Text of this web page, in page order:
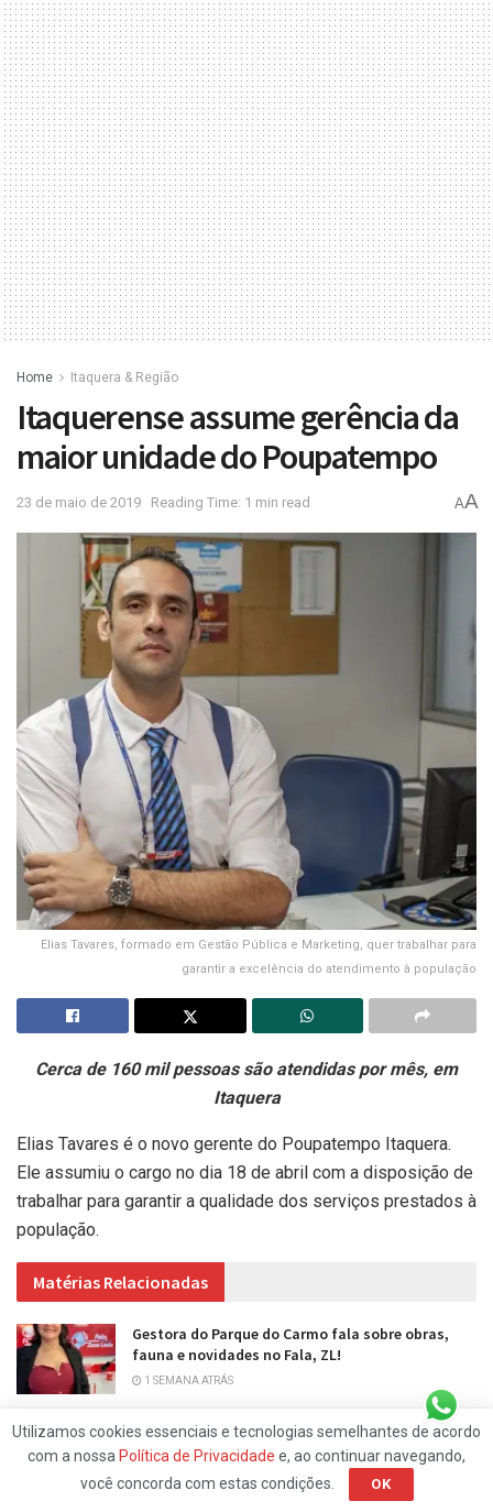
Home Itaquera & Região
Itaquerense assume gerência da
maior unidade do Poupatempo
23 de maio de 2019 Reading Time: 1 min read AA
Elias Tavares, formado em Gestão Pública e Marketing, quer trabalhar para
garantir a excelência do atendimento à população
Cerca de 160 mil pessoas são atendidas por mês, em
Itaquera
Elias Tavares é o novo gerente do Poupatempo Itaquera.
Ele assumiu o cargo no dia 18 de abril com a disposição de
trabalhar para garantir a qualidade dos serviços prestados à
população.
Matérias Relacionadas
Gestora do Parque do Carmo fala sobre obras,
fauna e novidades no Fala, ZL!
1 SEMANA ATRÁS
Itaquera se despede do jornalista Luiz Mário
Romero
Utilizamos cookies essenciais e tecnologias semelhantes de acordo
com a nossa Política de Privacidade e, ao continuar navegando,
você concorda com estas condições.
OK